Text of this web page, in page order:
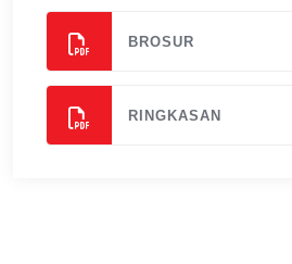
BROSUR
RINGKASAN